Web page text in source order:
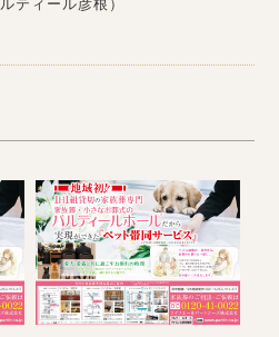
ルティール彦根）